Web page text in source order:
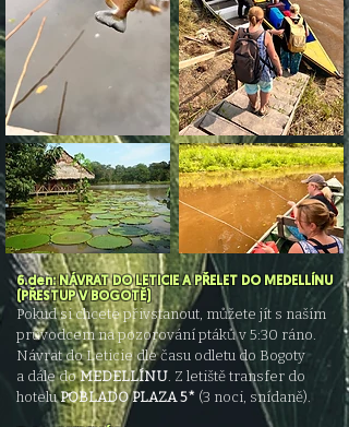
6.den: NÁVRAT DO LETICIE A PŘELET DO MEDELLÍNU
(PŘESTUP V BOGOTĚ)
Pokud si chcete přivstanout, můžete jít s naším
průvodcem na pozorování ptáků v 5:30 ráno.
Návrat do Leticie dle času odletu do Bogoty
a dále doMEDELLÍNU. Z letiště transfer do
hoteluPOBLADO PLAZA 5* (3 noci, snídaně).